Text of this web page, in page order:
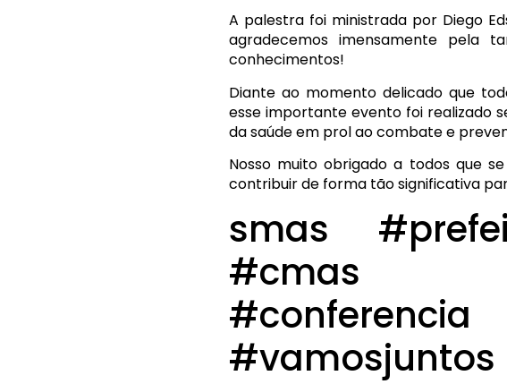
A palestra foi ministrada por Diego
agradecemos imensamente pela
conhecimentos!
Diante ao momento delicado que
esse importante evento foi realizado
da saúde em prol ao combate e
Nosso muito obrigado a todos que
contribuir de forma tão significativa
smas
#cmas
#conferencia
#vamosjuntos